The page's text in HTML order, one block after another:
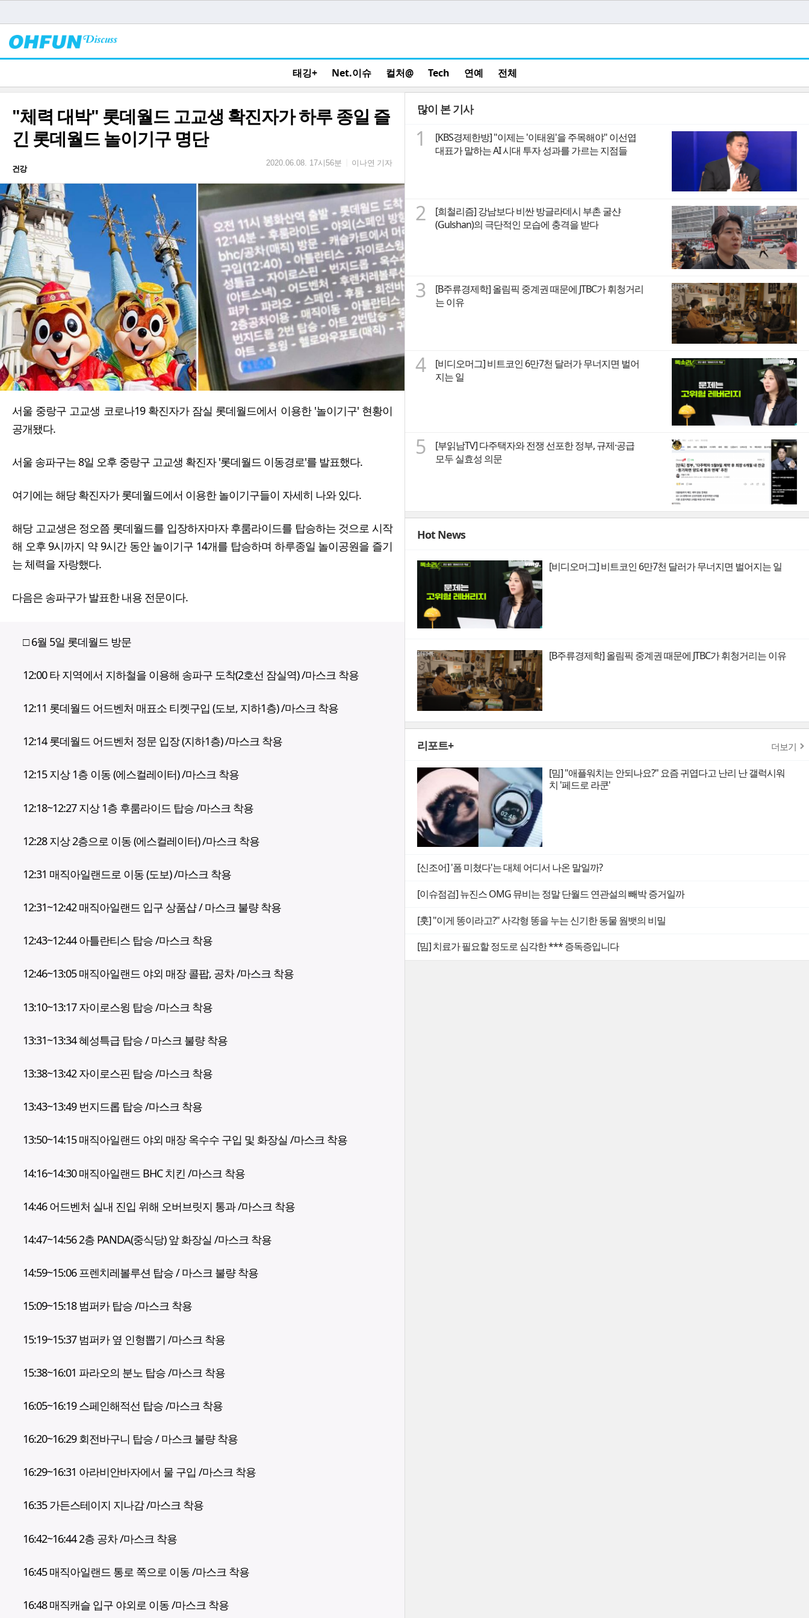
태깅+ Net.이슈 컬처@ Tech 연예 전체
"체력 대박" 롯데월드 고교생 확진자가 하루 종일 즐
긴 롯데월드 놀이기구 명단
건강
2020.06.08. 17시56분 이나연 기자
서울 중랑구 고교생 코로나19 확진자가 잠실 롯데월드에서 이용한 '놀이기구' 현황이
공개됐다.
서울 송파구는 8일 오후 중랑구 고교생 확진자 '롯데월드 이동경로'를 발표했다.
여기에는 해당 확진자가 롯데월드에서 이용한 놀이기구들이 자세히 나와 있다.
해당 고교생은 정오쯤 롯데월드를 입장하자마자 후룸라이드를 탑승하는 것으로 시작
해 오후 9시까지 약 9시간 동안 놀이기구 14개를 탑승하며 하루종일 놀이공원을 즐기
는 체력을 자랑했다.
다음은 송파구가 발표한 내용 전문이다.
□ 6월 5일 롯데월드 방문
12:00 타 지역에서 지하철을 이용해 송파구 도착(2호선 잠실역) /마스크 착용
12:11 롯데월드 어드벤처 매표소 티켓구입 (도보, 지하1층) /마스크 착용
12:14 롯데월드 어드벤처 정문 입장 (지하1층) /마스크 착용
12:15 지상 1층 이동 (에스컬레이터) /마스크 착용
12:18~12:27 지상 1층 후룸라이드 탑승 /마스크 착용
12:28 지상 2층으로 이동 (에스컬레이터) /마스크 착용
12:31 매직아일랜드로 이동 (도보) /마스크 착용
12:31~12:42 매직아일랜드 입구 상품샵 / 마스크 불량 착용
12:43~12:44 아틀란티스 탑승 /마스크 착용
12:46~13:05 매직아일랜드 야외 매장 콜팝, 공차 /마스크 착용
13:10~13:17 자이로스윙 탑승 /마스크 착용
13:31~13:34 혜성특급 탑승 / 마스크 불량 착용
13:38~13:42 자이로스핀 탑승 /마스크 착용
13:43~13:49 번지드롭 탑승 /마스크 착용
13:50~14:15 매직아일랜드 야외 매장 옥수수 구입 및 화장실 /마스크 착용
14:16~14:30 매직아일랜드 BHC 치킨 /마스크 착용
14:46 어드벤처 실내 진입 위해 오버브릿지 통과 /마스크 착용
14:47~14:56 2층 PANDA(중식당) 앞 화장실 /마스크 착용
14:59~15:06 프렌치레볼루션 탑승 / 마스크 불량 착용
15:09~15:18 범퍼카 탑승 /마스크 착용
15:19~15:37 범퍼카 옆 인형뽑기 /마스크 착용
15:38~16:01 파라오의 분노 탑승 /마스크 착용
16:05~16:19 스페인해적선 탑승 /마스크 착용
16:20~16:29 회전바구니 탑승 / 마스크 불량 착용
16:29~16:31 아라비안바자에서 물 구입 /마스크 착용
16:35 가든스테이지 지나감 /마스크 착용
16:42~16:44 2층 공차 /마스크 착용
16:45 매직아일랜드 통로 쪽으로 이동 /마스크 착용
16:48 매직캐슬 입구 야외로 이동 /마스크 착용
많이 본 기사
1
[KBS경제한방] "이제는 '이태원'을 주목해야" 이선엽
대표가 말하는 AI 시대 투자 성과를 가르는 지점들
2
[희철리즘] 강남보다 비싼 방글라데시 부촌 굴샨
(Gulshan)의 극단적인 모습에 충격을 받다
3
[B주류경제학] 올림픽 중계권 때문에 JTBC가 휘청거리
는 이유
4
[비디오머그] 비트코인 6만7천 달러가 무너지면 벌어
지는 일
5
[부읽남TV] 다주택자와 전쟁 선포한 정부, 규제·공급
모두 실효성 의문
Hot News
[비디오머그] 비트코인 6만7천 달러가 무너지면 벌어지는 일
[B주류경제학] 올림픽 중계권 때문에 JTBC가 휘청거리는 이유
리포트+ 더보기
[밈] "애플워치는 안되나요?" 요즘 귀엽다고 난리 난 갤럭시워
치 '페드로 라쿤'
[신조어] '폼 미쳤다'는 대체 어디서 나온 말일까?
[이슈점검] 뉴진스 OMG 뮤비는 정말 단월드 연관설의 빼박 증거일까
[훗] "이게 똥이라고?" 사각형 똥을 누는 신기한 동물 웜뱃의 비밀
[밈] 치료가 필요할 정도로 심각한 *** 증독증입니다